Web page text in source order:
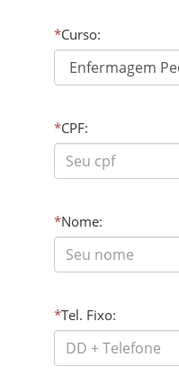
*Curso:
*CPF:
*Nome:
*Tel. Fixo: